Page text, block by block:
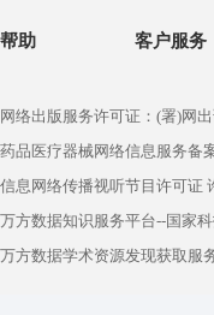
帮助 客户服务
网络出版服务许可证：(署)网
药品医疗器械网络信息服务备
信息网络传播视听节目许可证
万方数据知识服务平台--国家
万方数据学术资源发现获取服